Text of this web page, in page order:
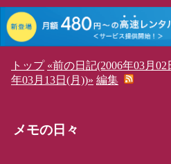
トップ «前の日記(2006年03月02
年03月13日(月))» 編集
メモの日々